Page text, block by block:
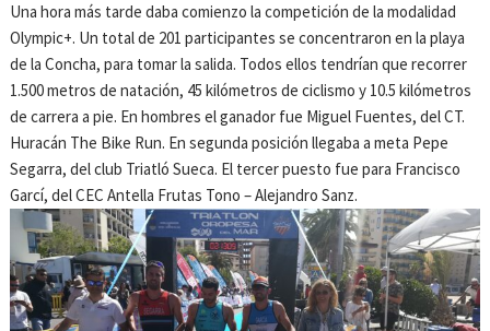
Una hora más tarde daba comienzo la competición de la modalidad
Olympic+. Un total de 201 participantes se concentraron en la playa
de la Concha, para tomar la salida. Todos ellos tendrían que recorrer
1.500 metros de natación, 45 kilómetros de ciclismo y 10.5 kilómetros
de carrera a pie. En hombres el ganador fue Miguel Fuentes, del CT.
Huracán The Bike Run. En segunda posición llegaba a meta Pepe
Segarra, del club Triatló Sueca. El tercer puesto fue para Francisco
Garcí, del CEC Antella Frutas Tono – Alejandro Sanz.